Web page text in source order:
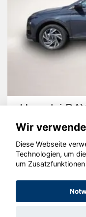
Hyundai
©
Wir
Diese Webseite
Technologien, um
um